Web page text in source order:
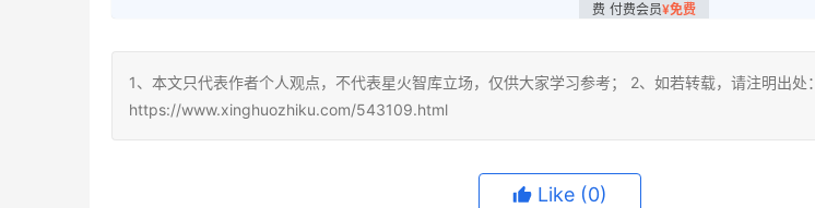
付费会员¥免费
1、本文只代表作者个人观点，不代表星火智库立场，仅供大家学习参考； 2、如若转载，请注明出处：
https://www.xinghuozhiku.com/543109.html
Like (0)